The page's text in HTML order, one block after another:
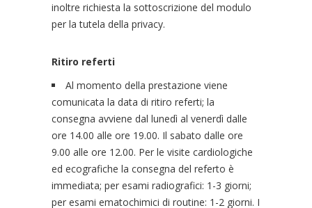
inoltre richiesta la sottoscrizione del modulo
per la tutela della privacy.
Ritiro referti
Al momento della prestazione viene
comunicata la data di ritiro referti; la
consegna avviene dal lunedì al venerdì dalle
ore 14.00 alle ore 19.00. Il sabato dalle ore
9.00 alle ore 12.00. Per le visite cardiologiche
ed ecografiche la consegna del referto è
immediata; per esami radiografici: 1-3 giorni;
per esami ematochimici di routine: 1-2 giorni. I